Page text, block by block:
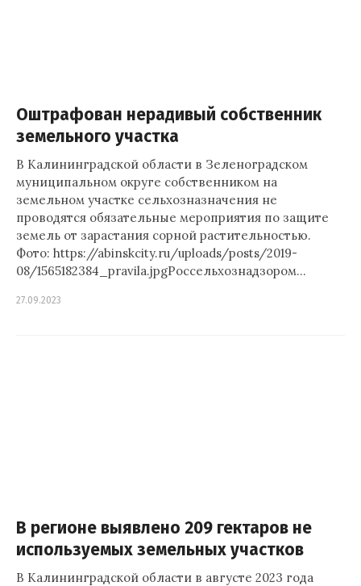
Оштрафован нерадивый собственник
земельного участка
В Калининградской области в Зеленоградском
муниципальном округе собственником на
земельном участке сельхозназначения не
проводятся обязательные мероприятия по защите
земель от зарастания сорной растительностью.
Фото: https://abinskcity.ru/uploads/posts/2019-
08/1565182384_pravila.jpgРоссельхознадзором…
27.09.2023
В регионе выявлено 209 гектаров не
используемых земельных участков
В Калининградской области в августе 2023 года